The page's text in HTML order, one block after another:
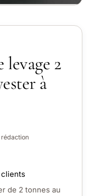
2
à
clients
de 2 tonnes au